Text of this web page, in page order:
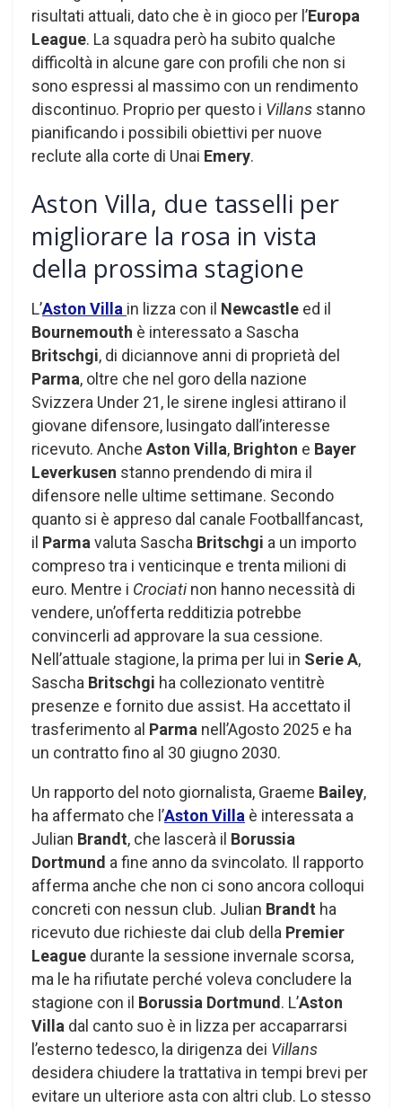
risultati attuali, dato che è in gioco per l’Europa
League. La squadra però ha subito qualche
difficoltà in alcune gare con profili che non si
sono espressi al massimo con un rendimento
discontinuo. Proprio per questo i Villans stanno
pianificando i possibili obiettivi per nuove
reclute alla corte di Unai Emery.
Aston Villa, due tasselli per
migliorare la rosa in vista
della prossima stagione
L’Aston Villa in lizza con il Newcastle ed il
Bournemouth è interessato a Sascha
Britschgi, di diciannove anni di proprietà del
Parma, oltre che nel goro della nazione
Svizzera Under 21, le sirene inglesi attirano il
giovane difensore, lusingato dall’interesse
ricevuto. Anche Aston Villa, Brighton e Bayer
Leverkusen stanno prendendo di mira il
difensore nelle ultime settimane. Secondo
quanto si è appreso dal canale Footballfancast,
il Parma valuta Sascha Britschgi a un importo
compreso tra i venticinque e trenta milioni di
euro. Mentre i Crociatinon hanno necessità di
vendere, un’offerta redditizia potrebbe
convincerli ad approvare la sua cessione.
Nell’attuale stagione, la prima per lui in Serie A,
Sascha Britschgi ha collezionato ventitrè
presenze e fornito due assist. Ha accettato il
trasferimento al Parma nell’Agosto 2025 e ha
un contratto fino al 30 giugno 2030.
Un rapporto del noto giornalista, Graeme Bailey,
ha affermato che l’Aston Villa è interessata a
Julian Brandt, che lascerà il Borussia
Dortmund a fine anno da svincolato. Il rapporto
afferma anche che non ci sono ancora colloqui
concreti con nessun club. Julian Brandt ha
ricevuto due richieste dai club della Premier
League durante la sessione invernale scorsa,
ma le ha rifiutate perché voleva concludere la
stagione con il Borussia Dortmund . L’Aston
Villa dal canto suo è in lizza per accaparrarsi
l’esterno tedesco, la dirigenza dei Villans
desidera chiudere la trattativa in tempi brevi per
evitare un ulteriore asta con altri club. Lo stesso